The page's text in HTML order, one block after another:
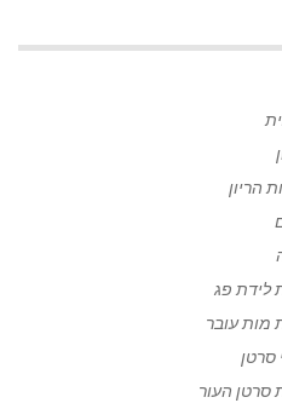
הריון
לידת פג
מות עובר
סרטן
סרטן העור